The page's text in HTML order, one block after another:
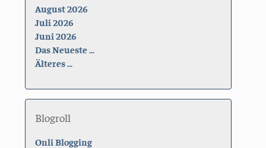
August 2026
Juli 2026
Juni 2026
Das Neueste ...
Älteres ...
Blogroll
Onli Blogging